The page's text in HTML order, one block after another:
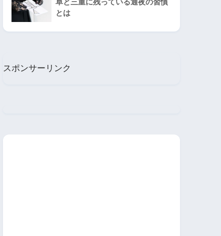
阜と三重に残っている通夜の習慣
とは
スポンサーリンク